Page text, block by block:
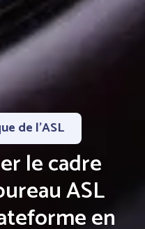
de l'ASL
le cadre
ASL
en